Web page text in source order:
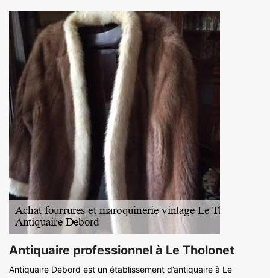
Antiquaire professionnel à Le Tholonet
Antiquaire Debord est un établissement d’antiquaire à Le